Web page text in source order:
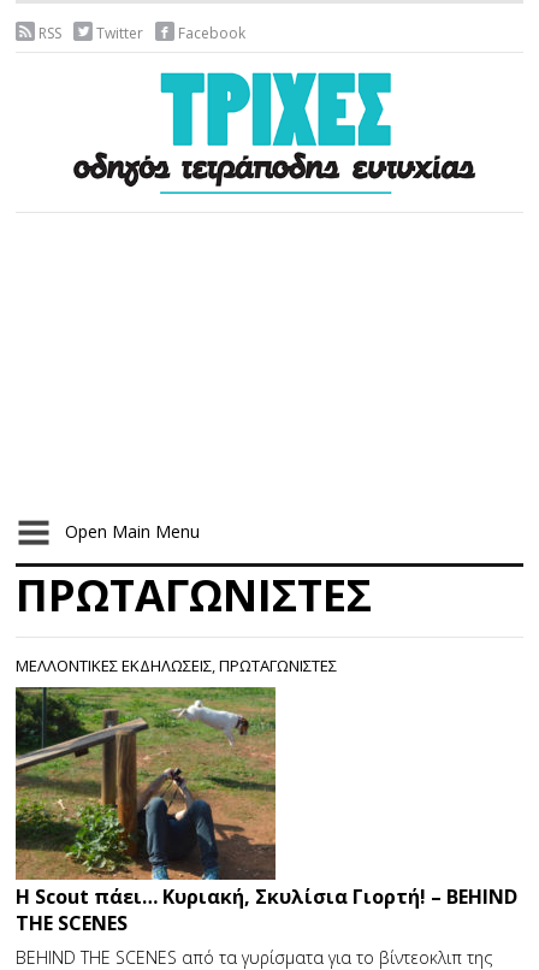
RSS Twitter Facebook
Open Main Menu
ΠΡΩΤΑΓΩΝΙΣΤΕΣ
ΜΕΛΛΟΝΤΙΚΕΣ ΕΚΔΗΛΩΣΕΙΣ,ΠΡΩΤΑΓΩΝΙΣΤΕΣ
Η Scout πάει… Κυριακή, Σκυλίσια Γιορτή! – BEHIND
THE SCENES
BEHIND THE SCENES από τα γυρίσματα για το βίντεοκλιπ της